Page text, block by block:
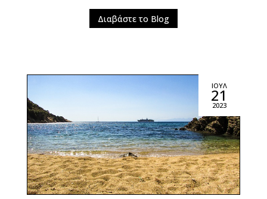
Διαβάστε το Blog
ΙΟΎΛ
21
2023